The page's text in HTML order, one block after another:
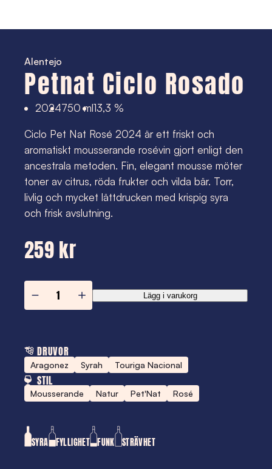
Alentejo
Petnat Ciclo Rosado
2024750 ml13,3 %
Ciclo Pet Nat Rosé 2024 är ett friskt och
aromatiskt mousserande rosévin gjort enligt den
ancestrala metoden. Fin, elegant mousse möter
toner av citrus, röda frukter och vilda bär. Torr,
livlig och mycket lättdrucken med krispig syra
och frisk avslutning.
259 kr
Petnat
Lägg i varukorg
DRUVOR
Aragonez Syrah Touriga Nacional
STIL
Mousserande Natur Pet'Nat Rosé
SYRA FYLLIGHET FUNK STRÄVHET